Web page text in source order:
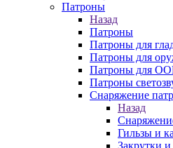
Патроны
Назад
Патроны
Патроны для
Патроны для
Патроны для
Патроны
Снаряжение
Назад
Гильзы и
Закрутки